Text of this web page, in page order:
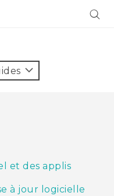
et des applis
à jour logicielle